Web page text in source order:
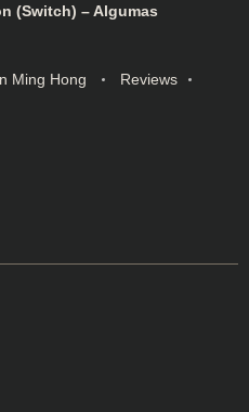
(Switch) – Algumas
Ming Hong
Reviews